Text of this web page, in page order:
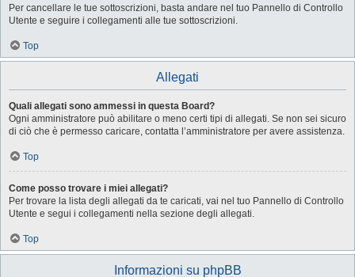
Per cancellare le tue sottoscrizioni, basta andare nel tuo Pannello di Controllo
Utente e seguire i collegamenti alle tue sottoscrizioni.
Top
Allegati
Quali allegati sono ammessi in questa Board?
Ogni amministratore può abilitare o meno certi tipi di allegati. Se non sei sicuro
di ciò che è permesso caricare, contatta l’amministratore per avere assistenza.
Top
Come posso trovare i miei allegati?
Per trovare la lista degli allegati da te caricati, vai nel tuo Pannello di Controllo
Utente e segui i collegamenti nella sezione degli allegati.
Top
Informazioni su phpBB